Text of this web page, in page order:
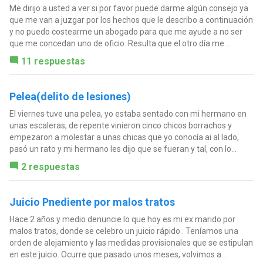
Me dirijo a usted a ver si por favor puede darme algún consejo ya
que me van a juzgar por los hechos que le describo a continuación
y no puedo costearme un abogado para que me ayude a no ser
que me concedan uno de oficio. Resulta que el otro día me...
11 respuestas
Pelea(delito de lesiones)
El viernes tuve una pelea, yo estaba sentado con mi hermano en
unas escaleras, de repente vinieron cinco chicos borrachos y
empezaron a molestar a unas chicas que yo conocía ai al lado,
pasó un rato y mi hermano les dijo que se fueran y tal, con lo...
2 respuestas
Juicio Pnediente por malos tratos
Hace 2 años y medio denuncie lo que hoy es mi ex marido por
malos tratos, donde se celebro un juicio rápido . Teníamos una
orden de alejamiento y las medidas provisionales que se estipulan
en este juicio. Ocurre que pasado unos meses, volvimos a...